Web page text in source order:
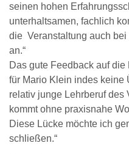
seinen hohen
unterhaltsamen, fachlich
die Veranstaltung auch
an.“
Das gute Feedback auf
für Mario Klein indes keine
relativ junge Lehrberuf des
kommt ohne praxisnahe
Diese Lücke möchte ich
schließen.“